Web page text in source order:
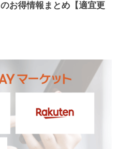
お得情報まとめ【適宜更